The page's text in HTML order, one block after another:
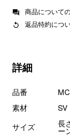
商品について
返品特約につ
詳細
品番
素材
サイズ
長
ー